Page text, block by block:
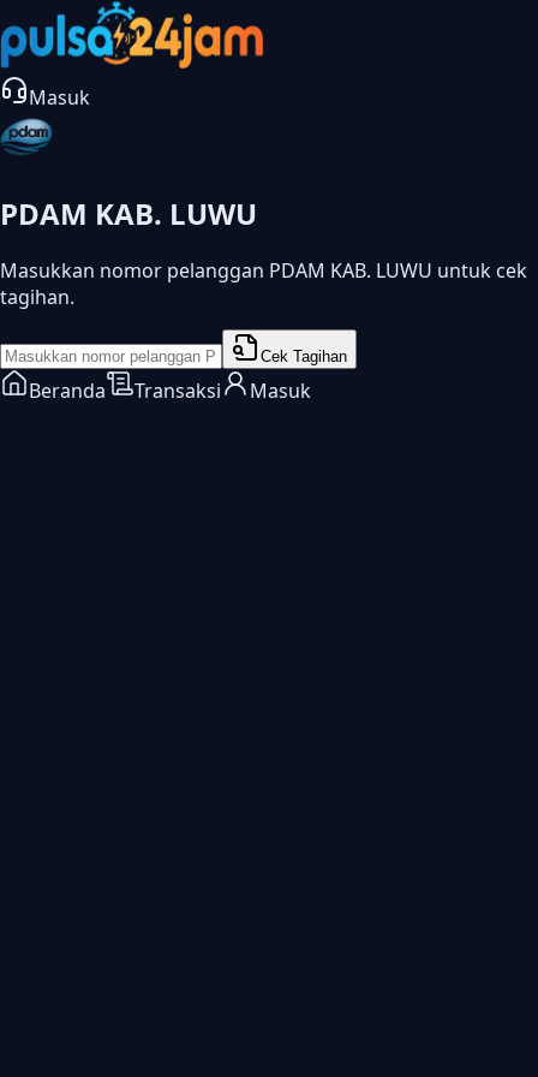
Masuk
PDAM KAB. LUWU
Masukkan nomor pelanggan PDAM KAB. LUWU untuk cek
tagihan.
Cek Tagihan
Beranda Transaksi Masuk